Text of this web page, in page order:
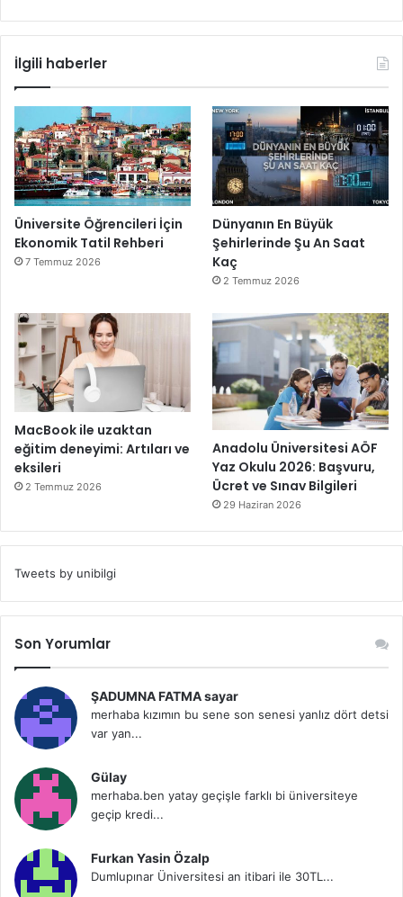
İlgili haberler
Üniversite Öğrencileri İçin
Ekonomik Tatil Rehberi
7 Temmuz 2026
Dünyanın En Büyük
Şehirlerinde Şu An Saat
Kaç
2 Temmuz 2026
MacBook ile uzaktan
eğitim deneyimi: Artıları ve
eksileri
2 Temmuz 2026
Anadolu Üniversitesi AÖF
Yaz Okulu 2026: Başvuru,
Ücret ve Sınav Bilgileri
29 Haziran 2026
Tweets by unibilgi
Son Yorumlar
ŞADUMNA FATMA sayar
merhaba kızımın bu sene son senesi yanlız dört detsi
var yan...
Gülay
merhaba.ben yatay geçişle farklı bi üniversiteye
geçip kredi...
Furkan Yasin Özalp
Dumlupınar Üniversitesi an itibari ile 30TL...